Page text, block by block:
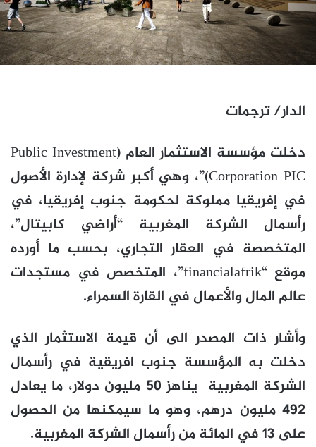
الدار/ ترجمات
دخلت مؤسسة الاستثمار العام (Public Investment
Corporation PIC)”، وهي أكبر شركة لإدارة الأصول
في إفريقيا مملوكة لحكومة جنوب إفريقيا، في
رأسمال الشركة المغربية “أراضي كابيتال”،
المتخصصة في العقار التجاري، بحسب ما أورده
موقع “financialafrik”، المتخصص في مستجدات
عالم المال والأعمال في القارة السمراء.
وأشار ذات المصدر الى أن قيمة الاستثمار الذي
دخلت به المؤسسة جنوب افريقية في رأسمال
الشركة المغربية يناهز 50 مليون دولار، ما يعادل
492 مليون درهم، وهو ما سيمكنها من الحصول
على 13 في المائة من رأسمال الشركة المغربية.